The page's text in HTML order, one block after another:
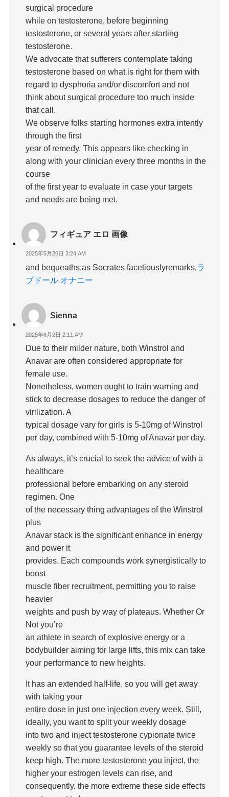
surgical procedure
while on testosterone, before beginning
testosterone, or several years after starting
testosterone.
We advocate that sufferers contemplate taking
testosterone based on what is right for them with
regard to dysphoria and/or discomfort and not
think about surgical procedure too much inside
that call.
We observe folks starting hormones extra intently
through the first
year of remedy. This appears like checking in
along with your clinician every three months in the
course
of the first year to evaluate in case your targets
and needs are being met.
フィギュア エロ 画像
2025年5月26日 3:24 AM
and bequeaths,as Socrates facetiouslyremarks,ラ
ブドール オナニー
Sienna
2025年6月2日 2:11 AM
Due to their milder nature, both Winstrol and
Anavar are often considered appropriate for
female use.
Nonetheless, women ought to train warning and
stick to decrease dosages to reduce the danger of
virilization. A
typical dosage vary for girls is 5-10mg of Winstrol
per day, combined with 5-10mg of Anavar per day.
As always, it’s crucial to seek the advice of with a
healthcare
professional before embarking on any steroid
regimen. One
of the necessary thing advantages of the Winstrol
plus
Anavar stack is the significant enhance in energy
and power it
provides. Each compounds work synergistically to
boost
muscle fiber recruitment, permitting you to raise
heavier
weights and push by way of plateaus. Whether Or
Not you’re
an athlete in search of explosive energy or a
bodybuilder aiming for large lifts, this mix can take
your performance to new heights.
It has an extended half-life, so you will get away
with taking your
entire dose in just one injection every week. Still,
ideally, you want to split your weekly dosage
into two and inject testosterone cypionate twice
weekly so that you guarantee levels of the steroid
keep high. The more testosterone you inject, the
higher your estrogen levels can rise, and
consequently, the more extreme these side effects